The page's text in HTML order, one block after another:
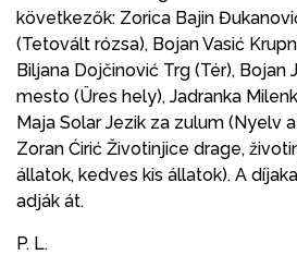
következők: Zorica Bajin
(Tetovált rózsa), Bojan Vasić
Biljana Dojčinović Trg (Tér), Bojan
mesto (Üres hely), Jadranka
Maja Solar Jezik za zulum (Nyelv
Zoran Ćirić Životinjice drage,
állatok, kedves kis állatok). A
adják át.
P. L.